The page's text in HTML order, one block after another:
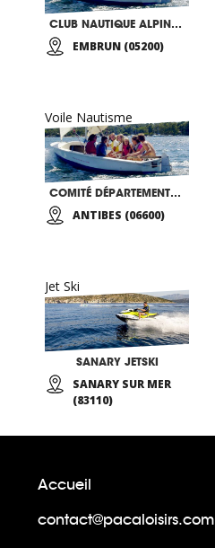
CLUB NAUTIQUE ALPIN SECTION HANDISPORT
EMBRUN (05200)
Voile Nautisme
COMITÉ DÉPARTEMENTAL 06 DE VOILE
ANTIBES (06600)
Jet Ski
SANARY JETSKI
SANARY SUR MER
(83110)
Accueil
contact@pacaloisirs.com